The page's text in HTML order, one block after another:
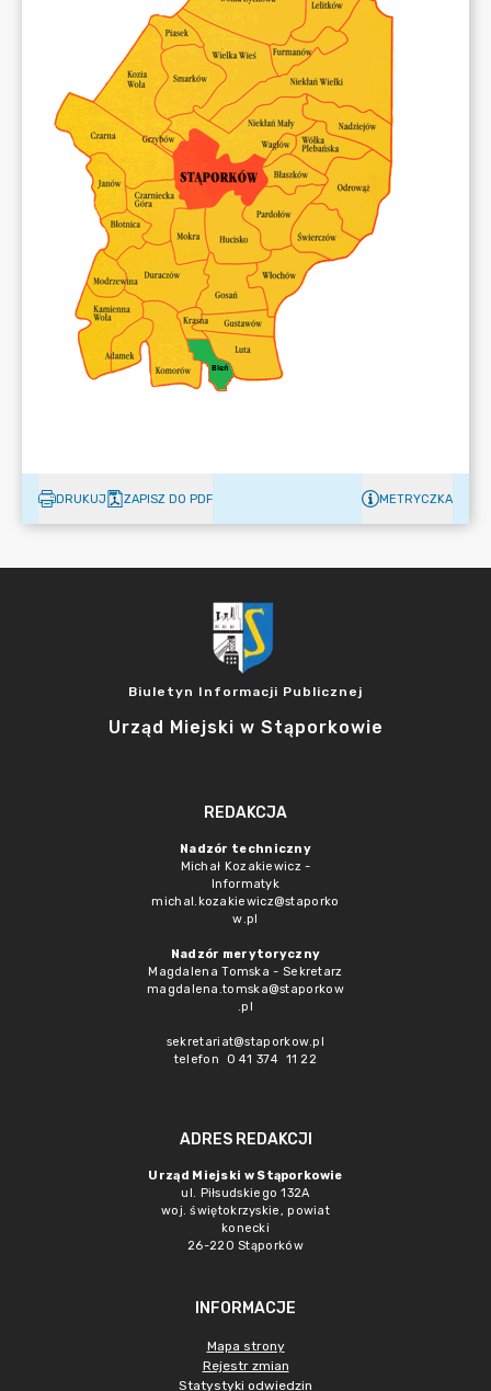
DRUKUJ ZAPISZ DO PDF METRYCZKA
Biuletyn Informacji Publicznej
Urząd Miejski w Stąporkowie
REDAKCJA
Nadzór techniczny
Michał Kozakiewicz -
Informatyk
michal.kozakiewicz@staporko
w.pl
Nadzór merytoryczny
Magdalena Tomska - Sekretarz
magdalena.tomska@staporkow
.pl
sekretariat@staporkow.pl
telefon 0 41 374 11 22
ADRES REDAKCJI
Urząd Miejski w Stąporkowie
ul. Piłsudskiego 132A
woj. świętokrzyskie, powiat
konecki
26-220 Stąporków
INFORMACJE
Mapa strony
Rejestr zmian
Statystyki odwiedzin